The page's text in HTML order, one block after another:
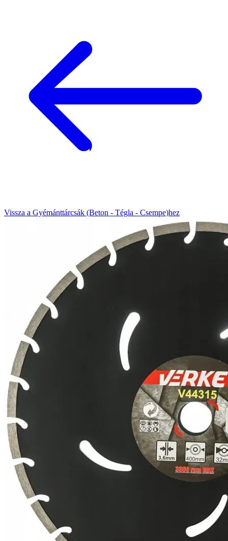
Vissza a Gyémánttárcsák (Beton - Tégla - Csempe)hez